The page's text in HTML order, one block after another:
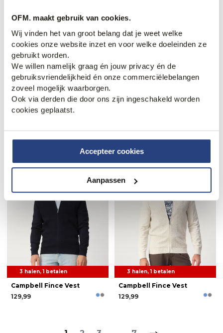
OFM. maakt gebruik van cookies.
Wij vinden het van groot belang dat je weet welke
cookies onze website inzet en voor welke doeleinden ze
gebruikt worden.
We willen namelijk graag én jouw privacy én de
gebruiksvriendelijkheid én onze commerciëlebelangen
zoveel mogelijk waarborgen.
Ook via derden die door ons zijn ingeschakeld worden
cookies geplaatst.
Accepteer cookies
Aanpassen
50% korting
149,99
74,95
149,99
3 halen, 1 betalen
Campbell Fince Vest
129,99
3 halen, 1 betalen
Campbell Fince Vest
129,99